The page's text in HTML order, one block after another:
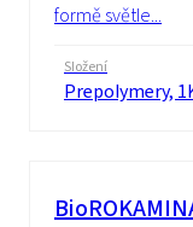
formě světle...
Složení
Prepolymery,